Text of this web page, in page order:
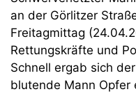
an der Görlitzer
Freitagmittag
Rettungskräfte und
Schnell ergab sich
blutende Mann Opfer